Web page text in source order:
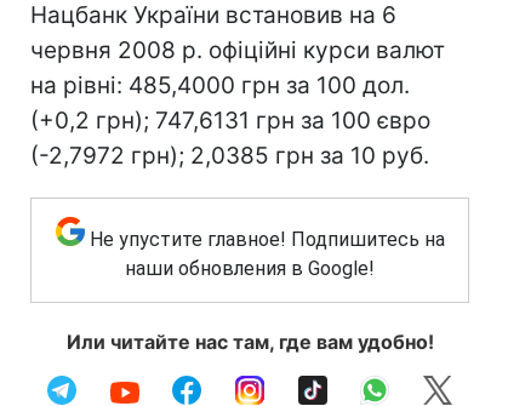
Нацбанк України встановив на 6
червня 2008 р. офіційні курси валют
на рівні: 485,4000 грн за 100 дол.
(+0,2 грн); 747,6131 грн за 100 євро
(-2,7972 грн); 2,0385 грн за 10 руб.
Не упустите главное! Подпишитесь на
наши обновления в Google!
Или читайте нас там, где вам удобно!